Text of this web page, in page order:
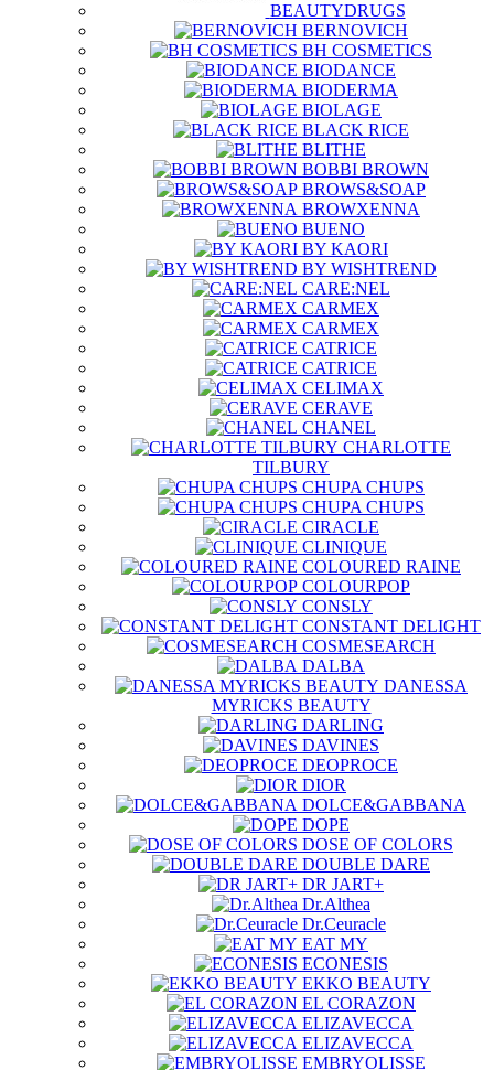
BEAUTYDRUGS
BERNOVICH
BH COSMETICS
BIODANCE
BIODERMA
BIOLAGE
BLACK RICE
BLITHE
BOBBI BROWN
BROWS&SOAP
BROWXENNA
BUENO
BY KAORI
BY WISHTREND
CARE:NEL
CARMEX
CARMEX
CATRICE
CATRICE
CELIMAX
CERAVE
CHANEL
CHARLOTTE
TILBURY
CHUPA CHUPS
CHUPA CHUPS
CIRACLE
CLINIQUE
COLOURED RAINE
COLOURPOP
CONSLY
CONSTANT DELIGHT
COSMESEARCH
DALBA
DANESSA
MYRICKS BEAUTY
DARLING
DAVINES
DEOPROCE
DIOR
DOLCE&GABBANA
DOPE
DOSE OF COLORS
DOUBLE DARE
DR JART+
Dr.Althea
Dr.Ceuracle
EAT MY
ECONESIS
EKKO BEAUTY
EL CORAZON
ELIZAVECCA
ELIZAVECCA
EMBRYOLISSE